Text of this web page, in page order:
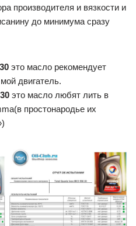
производителя и вязкости и
до минимума сразу
это масло рекомендует
двигатель.
это масло любят лить в
простонародье их